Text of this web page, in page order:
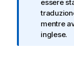
essere
mentre
inglese.